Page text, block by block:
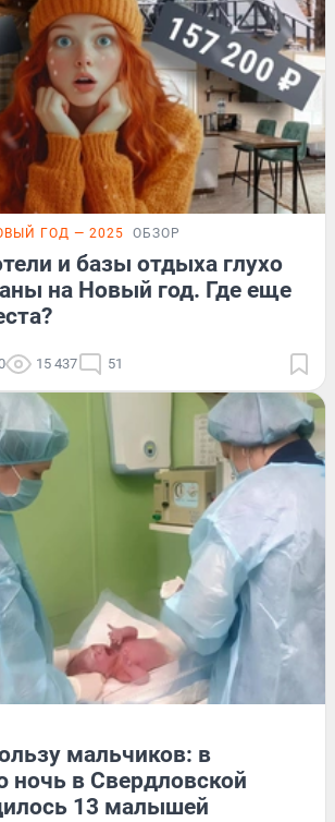
ГОД — 2025 ОБЗОР
и базы отдыха глухо
на Новый год. Где еще
15 437 51
мальчиков: в
ночь в Свердловской
13 малышей